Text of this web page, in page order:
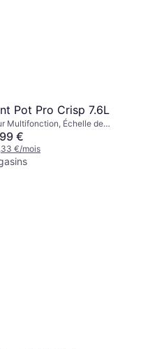
Pot Pro Crisp 7.6L
Multifonction, Échelle de
Plateau Vapeur, Écran,
Lave-Vaisselle, Adapté au
Maintien au Chaud, Arrêt
Poignée Isolante de
€
€/mois